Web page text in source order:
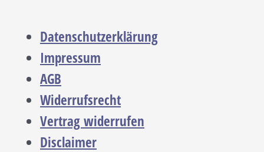
Datenschutzerklärung
Impressum
AGB
Widerrufsrecht
Vertrag widerrufen
Disclaimer